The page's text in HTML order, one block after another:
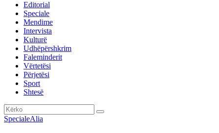
Editorial
Speciale
Mendime
Intervista
Kulturë
Udhëpërshkrim
Faleminderit
Vërtetësi
Përjetësi
Sport
Shtesë
SpecialeAlia